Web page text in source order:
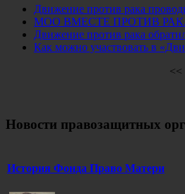
Движение против рака
МОО ВМЕСТЕ ПРОТИВ
Движение против рака
Как можно участвовать в
<<
Новости правозащитных
История Фонда Право Матери